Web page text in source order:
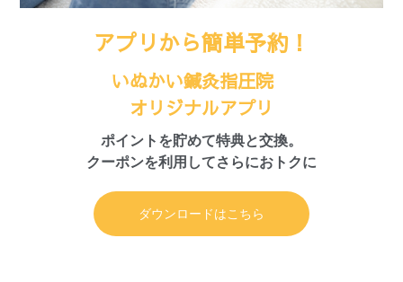
アプリから簡単予約！
いぬかい鍼灸指圧院
オリジナルアプリ
ポイントを貯めて特典と交換。
クーポンを利用してさらにおトクに
ダウンロードはこちら